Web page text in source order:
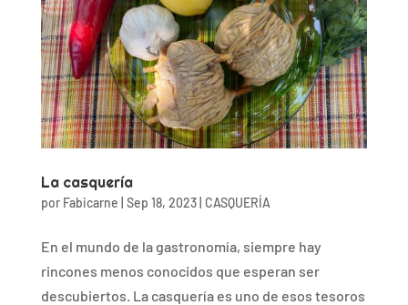
La casquería
por Fabicarne Sep 18, 2023| CASQUERÍA
En el mundo de la gastronomía, siempre hay
rincones menos conocidos que esperan ser
descubiertos. La casquería es uno de esos tesoros